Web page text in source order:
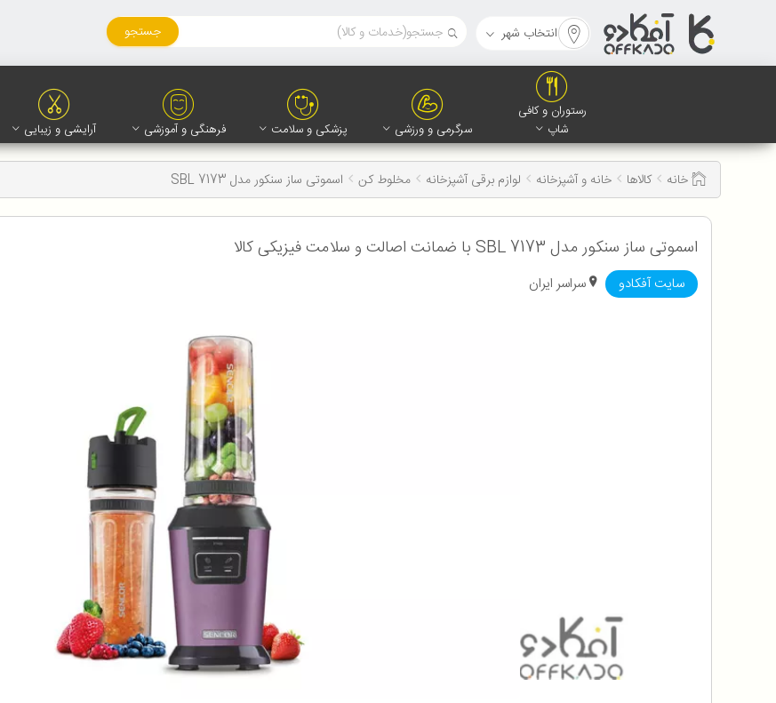
انتخاب شهر جستجو
رستوران و کافی
شاپ
سرگرمی و ورزشی پزشکی و سلامت فرهنگی و آموزشی آرایشی و زیبایی
خانه کالاها خانه و آشپزخانه لوازم برقی آشپزخانه مخلوط کن اسموتی ساز سنکور مدل SBL 7173
اسموتی ساز سنکور مدل SBL 7173 با ضمانت اصالت و سلامت فیزیکی کالا
سایت آفکادو سراسر ایران